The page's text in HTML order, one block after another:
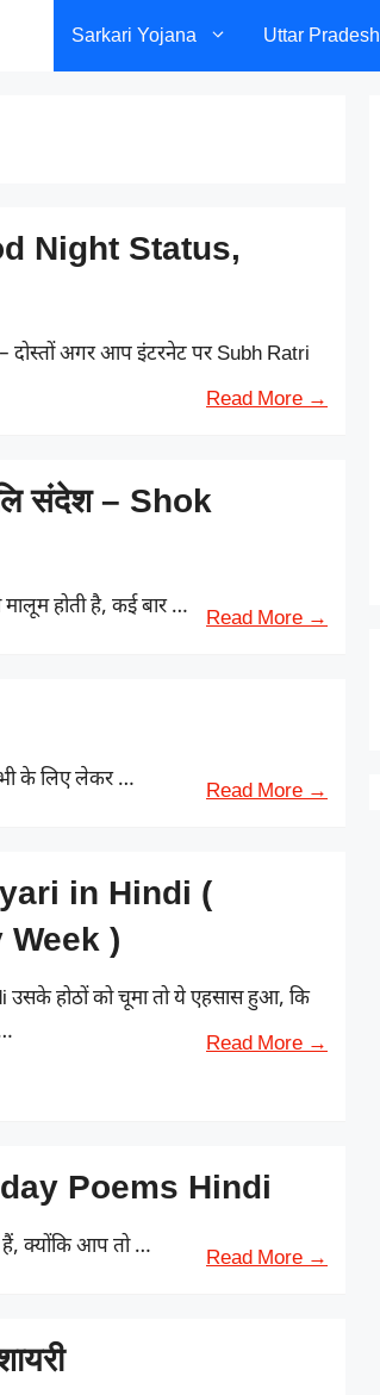
Sarkari Yojana Uttar Pradesh
Night Status,
अगर आप इंटरनेट पर Subh Ratri
Read More →
संदेश – Shok
होती है, कई बार … Read More →
के लिए लेकर … Read More →
in Hindi (
Week )
होठों को चूमा तो ये एहसास हुआ, कि
Read More →
Poems Hindi
हैं, क्योंकि आप तो … Read More →